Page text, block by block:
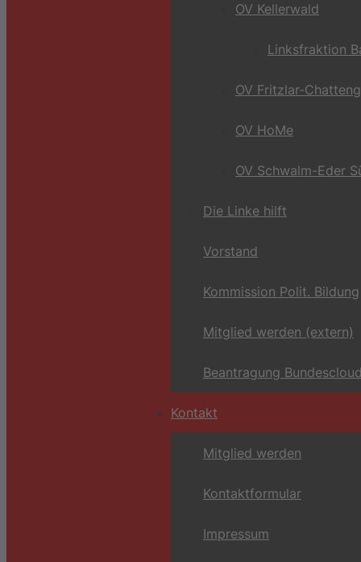
OV Kellerwald
Linksfraktion
OV Fritzlar-
OV HoMe
OV Schwalm-Eder
Die Linke hilft
Vorstand
Kommission Polit. Bildung
Mitglied werden (extern)
Beantragung
Kontakt
Mitglied werden
Kontaktformular
Impressum